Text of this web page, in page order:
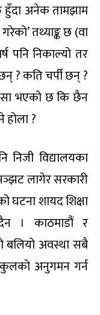
हुँदा अनेक तामझाम
गरेको’ तथ्याङ्क छ (वा
पनि निकाल्यो तर
? कति चर्पी छन् ?
भएको छ कि छैन
?
निजी विद्यालयका
लागेर सरकारी
घटना शायद शिक्षा
। काठमाडौं र
बलियो अवस्था सबै
अनुगमन गर्न